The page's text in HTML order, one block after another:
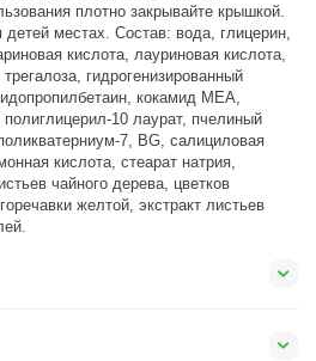
плотно закрывайте крышкой.
местах. Состав: вода, глицерин,
кислота, лауриновая кислота,
гидрогенизированный
кокамид MEA,
10 лаурат, пчелиный
7, BG, салициловая
кислота, стеарат натрия,
чайного дерева, цветков
желтой, экстракт листьев